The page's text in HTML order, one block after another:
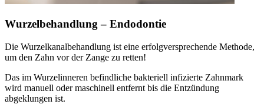
Wurzelbehandlung – Endodontie
Die Wurzelkanalbehandlung ist eine erfolgversprechende Methode,
um den Zahn vor der Zange zu retten!
Das im Wurzelinneren befindliche bakteriell infizierte Zahnmark
wird manuell oder maschinell entfernt bis die Entzündung
abgeklungen ist.